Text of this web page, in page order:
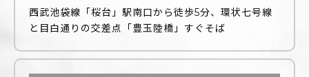
西武池袋線「桜台」駅南口から徒歩5分、環状七号線
と目白通りの交差点「豊玉陸橋」すぐそば